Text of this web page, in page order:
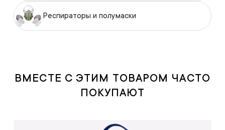
Респираторы и полумаски
ВМЕСТЕ С ЭТИМ ТОВАРОМ ЧАСТО
ПОКУПАЮТ